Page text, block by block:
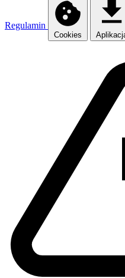
Regulamin
Cookies